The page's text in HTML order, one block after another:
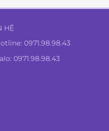
HỆ
0971.98.98.43
0971.98.98.43